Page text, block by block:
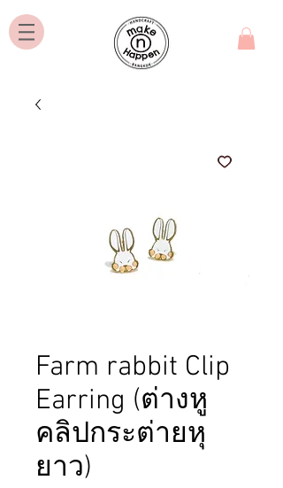
Farm rabbit Clip
Earring (ต่างหู
คลิปกระต่ายหุ
ยาว)